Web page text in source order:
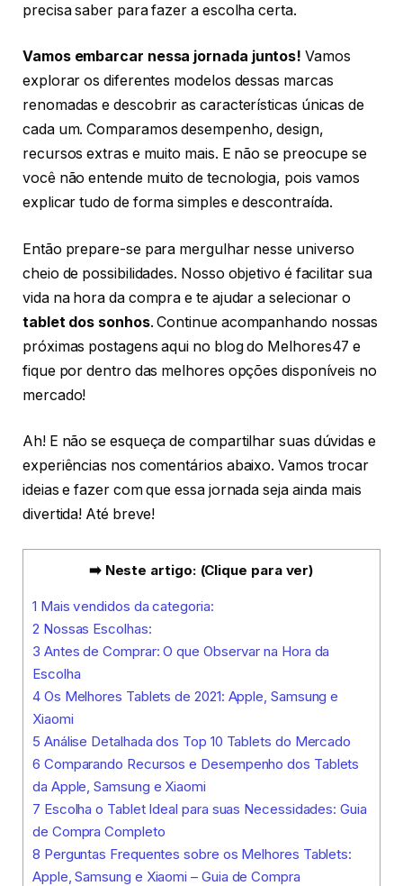
precisa saber para fazer a escolha certa.
Vamos embarcar nessa jornada juntos! Vamos
explorar os diferentes modelos dessas marcas
renomadas e descobrir as características únicas de
cada um. Comparamos desempenho, design,
recursos extras e muito mais. E não se preocupe se
você não entende muito de tecnologia, pois vamos
explicar tudo de forma simples e descontraída.
Então prepare-se para mergulhar nesse universo
cheio de possibilidades. Nosso objetivo é facilitar sua
vida na hora da compra e te ajudar a selecionar o
tablet dos sonhos. Continue acompanhando nossas
próximas postagens aqui no blog do Melhores47 e
fique por dentro das melhores opções disponíveis no
mercado!
Ah! E não se esqueça de compartilhar suas dúvidas e
experiências nos comentários abaixo. Vamos trocar
ideias e fazer com que essa jornada seja ainda mais
divertida! Até breve!
➡️ Neste artigo: (Clique para ver)
1 Mais vendidos da categoria:
2 Nossas Escolhas:
3 Antes de Comprar: O que Observar na Hora da
Escolha
4Os Melhores Tablets de 2021: Apple, Samsung e
Xiaomi
5 Análise Detalhada dos Top 10 Tablets do Mercado
6 Comparando Recursos e Desempenho dos Tablets
da Apple, Samsung e Xiaomi
7 Escolha o Tablet Ideal para suas Necessidades: Guia
de Compra Completo
8 Perguntas Frequentes sobre os Melhores Tablets:
Apple, Samsung e Xiaomi – Guia de Compra